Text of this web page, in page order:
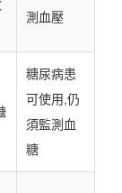
測血壓
糖尿病患
可使用,仍
須監測血
糖